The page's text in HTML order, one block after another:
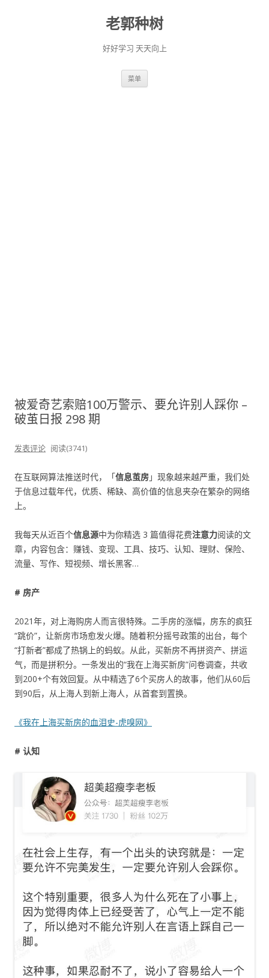
老郭种树
好好学习 天天向上
菜单
被爱奇艺索赔100万警示、要允许别人踩你​ –
破茧日报 298 期
发表评论 阅读(3741)
在互联网算法推送时代，「信息茧房」现象越来越严重，我们处
于信息过载年代，优质、稀缺、高价值的信息夹杂在繁杂的网络
上。
我每天从近百个信息源中为你精选 3 篇值得花费注意力阅读的文
章，内容包含：赚钱、变现、工具、技巧、认知、理财、保险、
流量、写作、短视频、增长黑客…
# 房产
2021年，对上海购房人而言很特殊。二手房的涨幅，房东的疯狂
“跳价”，让新房市场愈发火爆。随着积分摇号政策的出台，每个
“打新者”都成了热锅上的蚂蚁。从此，买新房不再拼资产、拼运
气，而是拼积分。一条发出的“我在上海买新房”问卷调查，共收
到200+个有效回复。从中精选了6个买房人的故事，他们从60后
到90后，从上海人到新上海人，从首套到置换。
《我在上海买新房的血泪史-虎嗅网》
# 认知